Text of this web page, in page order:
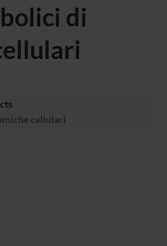
di
cellulari